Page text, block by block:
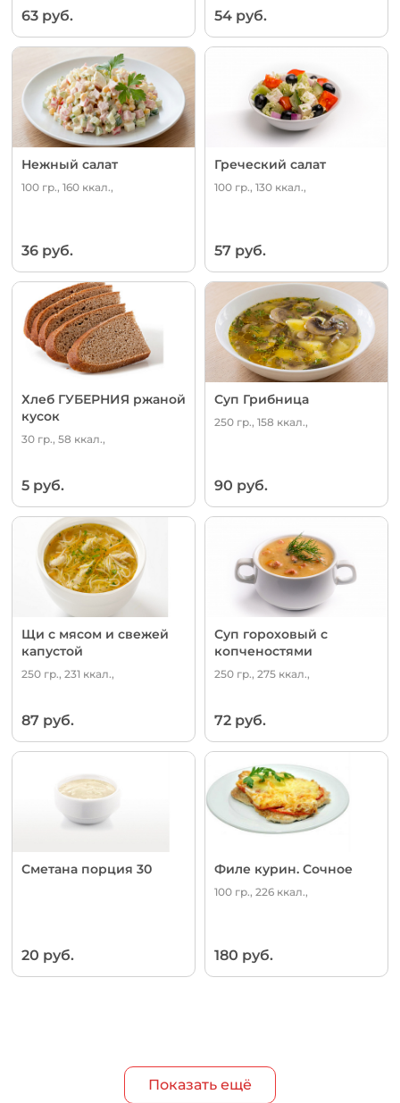
63 руб. 54 руб.
Нежный салат
100 гр., 160 ккал.,
36 руб.
Греческий салат
100 гр., 130 ккал.,
57 руб.
Хлеб ГУБЕРНИЯ ржаной
кусок
30 гр., 58 ккал.,
5 руб.
Суп Грибница
250 гр., 158 ккал.,
90 руб.
Щи с мясом и свежей
капустой
250 гр., 231 ккал.,
87 руб.
Суп гороховый с
копченостями
250 гр., 275 ккал.,
72 руб.
Сметана порция 30
20 руб.
Филе курин. Сочное
100 гр., 226 ккал.,
180 руб.
Показать ещё